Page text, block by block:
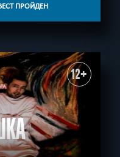
ПРОЙДЕН
12+